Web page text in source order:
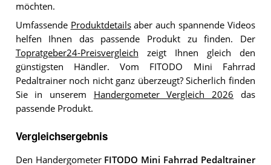
möchten.
Umfassende Produktdetailsaber auch spannende Videos
helfen Ihnen das passende Produkt zu finden. Der
Topratgeber24-Preisvergleich zeigt Ihnen gleich den
günstigsten Händler. Vom FITODO Mini Fahrrad
Pedaltrainer noch nicht ganz überzeugt? Sicherlich finden
Sie in unserem Handergometer Vergleich 2026 das
passende Produkt.
Vergleichsergebnis
Den Handergometer FITODO Mini Fahrrad Pedaltrainer